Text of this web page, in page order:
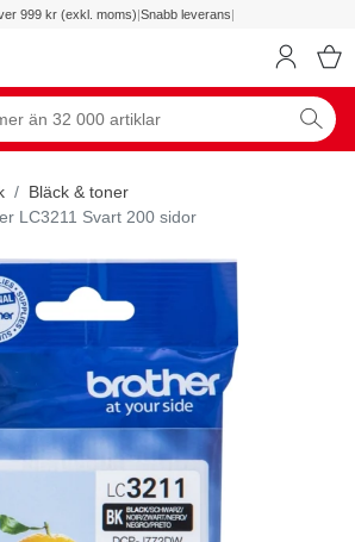
999 kr (exkl. moms)|Snabb leverans|
Bläck & toner
LC3211 Svart 200 sidor